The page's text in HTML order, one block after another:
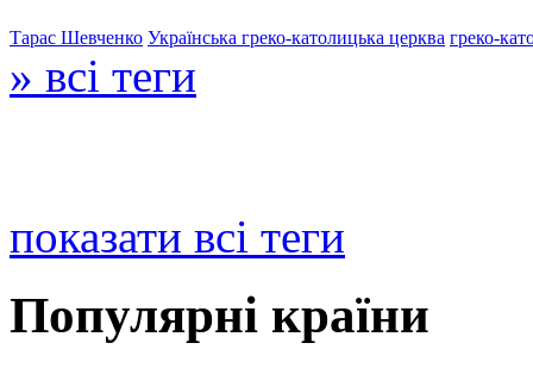
Тарас Шевченко Українська греко-католицька церква греко-
» всі теги
показати всі теги
Популярні країни